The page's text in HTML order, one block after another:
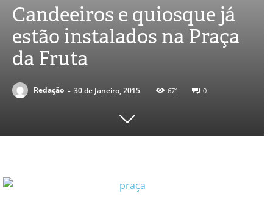
Candeeiros e quiosque já
estão instalados na Praça
da Fruta
Redação - 30 de Janeiro, 2015 671 0